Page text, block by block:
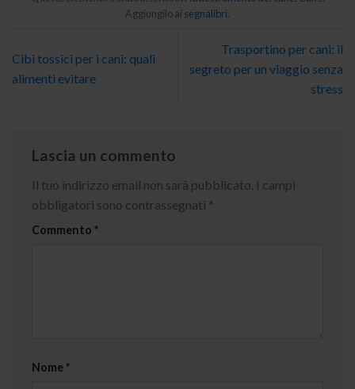
Aggiungilo ai segnalibri.
Cibi tossici per i cani: quali
alimenti evitare
Trasportino per cani: il
segreto per un viaggio senza
stress
Lascia un commento
Il tuo indirizzo email non sarà pubblicato. I campi
obbligatori sono contrassegnati *
Commento *
Nome*